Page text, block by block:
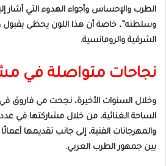
الطرب والإحساس وأجواء الهدوء التي أشار
وسلطنه”، خاصة أن هذا اللون يحظى بقبول
الشرقية والرومانسية.
نجاحات متواصلة في
وخلال السنوات الأخيرة، نجحت مي فاروق
الساحة الغنائية، من خلال مشاركتها في
والمهرجانات الفنية، إلى جانب تقديمها
بين جمهور الطرب العربي.